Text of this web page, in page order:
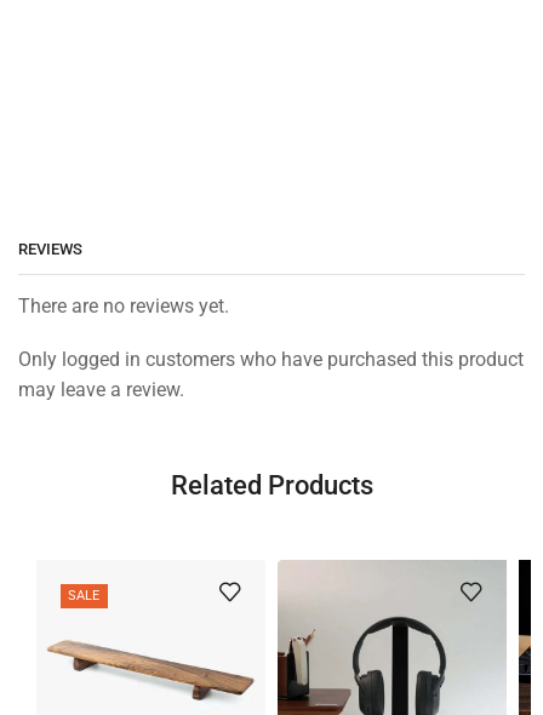
REVIEWS
There are no reviews yet.
Only logged in customers who have purchased this product
may leave a review.
Related Products
SALE